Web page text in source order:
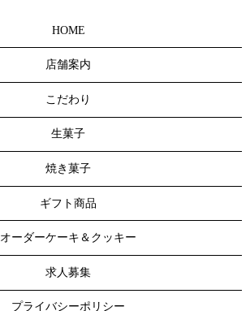
HOME
店舗案内
こだわり
生菓子
焼き菓子
ギフト商品
オーダーケーキ＆クッキー
求人募集
プライバシーポリシー